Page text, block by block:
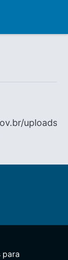
uploads/
para